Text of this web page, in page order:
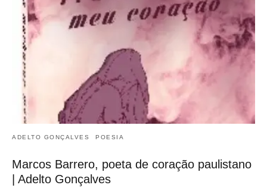
ADELTO GONÇALVES POESIA
Marcos Barrero, poeta de coração paulistano
| Adelto Gonçalves